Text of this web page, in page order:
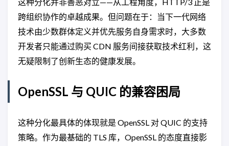
跨组织协作的卓越成果。但问题在于：当下一代网络
技术由少数群体定义并优先服务自身需求时，大多数
开发者只能通过购买 CDN 服务间接获取技术红利，这
无疑限制了创新生态的健康发展。
OpenSSL 与 QUIC 的兼容困局
这种分化最具体的体现就是 OpenSSL 对 QUIC 的支持
策略。作为最基础的 TLS 库，OpenSSL 的态度直接影